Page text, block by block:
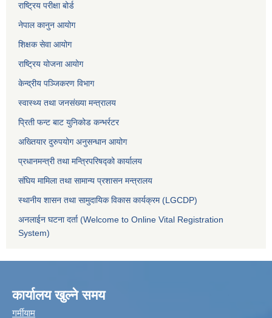
राष्ट्रिय परीक्षा बोर्ड
नेपाल कानुन आयोग
शिक्षक सेवा आयोग
राष्ट्रिय योजना आयोग
केन्द्रीय पञ्जिकरण विभाग
स्वास्थ्य तथा जनसंख्या मन्त्रालय
प्रिती फन्ट बाट युनिकोड कन्भर्रटर
अख्तियार दुरुपयोग अनुसन्धान आयोग
प्रधानमन्त्री तथा मन्त्रिपरिषद्को कार्यालय
संघिय मामिला तथा सामान्य प्रशासन मन्त्रालय
स्थानीय शासन तथा सामुदायिक विकास कार्यक्रम (LGCDP)
अनलाईन घटना दर्ता (Welcome to Online Vital Registration
System)
कार्यालय खुल्ने समय
गर्मीयाम